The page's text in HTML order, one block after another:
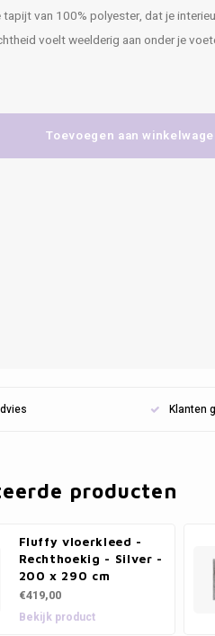
van 100% polyester, dat je
voelt weelderig aan onder je
Toevoegen aan
Klanten
producten
Fluffy vloerkleed -
Rechthoekig - Silver -
200 x 290 cm
€419,00
Bekijk product